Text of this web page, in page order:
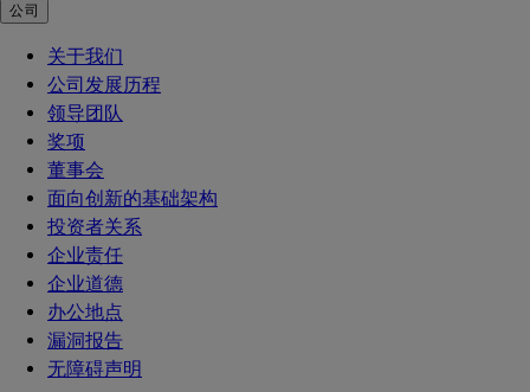
公司
关于我们
公司发展历程
领导团队
奖项
董事会
面向创新的基础架构
投资者关系
企业责任
企业道德
办公地点
漏洞报告
无障碍声明